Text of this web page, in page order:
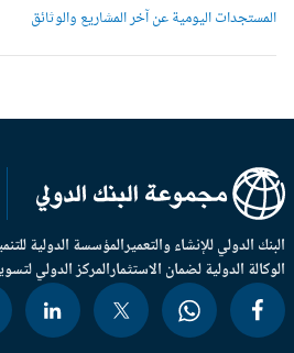
المستجدات اليومية عن آخر المشاريع والوثائق
الدولي للإنشاء والتعميرالمؤسسة الدولية للتنمية
الدولية لضمان الاستثمارالمركز الدولي لتسوية